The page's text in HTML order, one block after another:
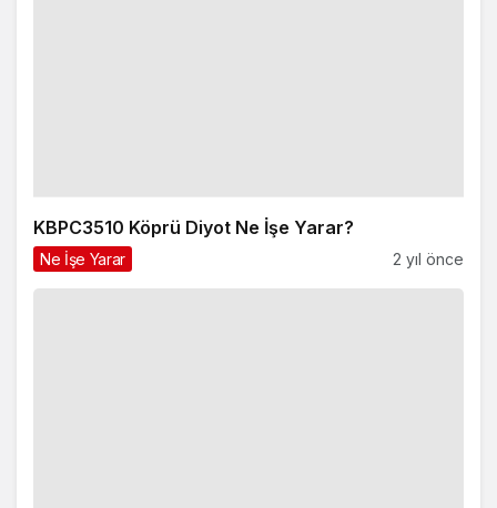
KBPC3510 Köprü Diyot Ne İşe Yarar?
Ne İşe Yarar 2 yıl önce